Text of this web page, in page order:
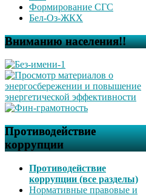
Формирование СГС
Бел-Оз-ЖКХ
Вниманию населения!!
Противодействие
коррупции
Противодействие
коррупции (все разделы)
Нормативные правовые и